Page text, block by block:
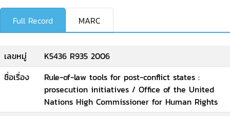
Full Record MARC
เลขหมู่
K5436 R935 2006
ชื่อเรื่อง
Rule-of-law tools for post-conflict states :
prosecution initiatives / Office of the United
Nations High Commissioner for Human Rights